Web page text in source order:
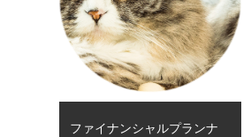
ファイナンシャルプランナ